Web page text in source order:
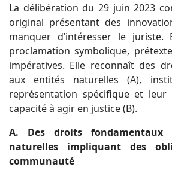
La délibération du 29 juin 2023
original présentant des
manquer d’intéresser le juriste.
proclamation symbolique,
impératives. Elle reconnaît des
aux entités naturelles (A),
représentation spécifique et
capacité à agir en justice (B).
A. Des droits
naturelles impliquant des
communauté